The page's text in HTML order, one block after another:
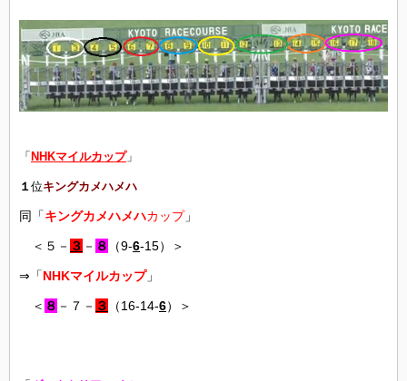
「 NHKマイルカップ」
１ 位キングカメハメハ
同「キングカメハメハカップ」
＜５－ ３ － ８ （9-6-15）＞
⇒「NHKマイルカップ」
＜ ８ －７－ ３ （16-14-6）＞